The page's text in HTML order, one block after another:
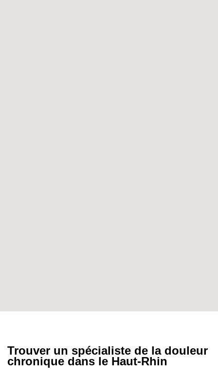
Trouver un spécialiste de la douleur
chronique dans le Haut-Rhin